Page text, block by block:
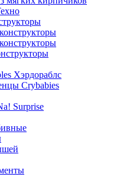
Хэрдораблс
Crybabies
Surprise